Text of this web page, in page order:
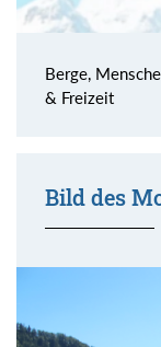
Berge,
& Freizeit
Bild des